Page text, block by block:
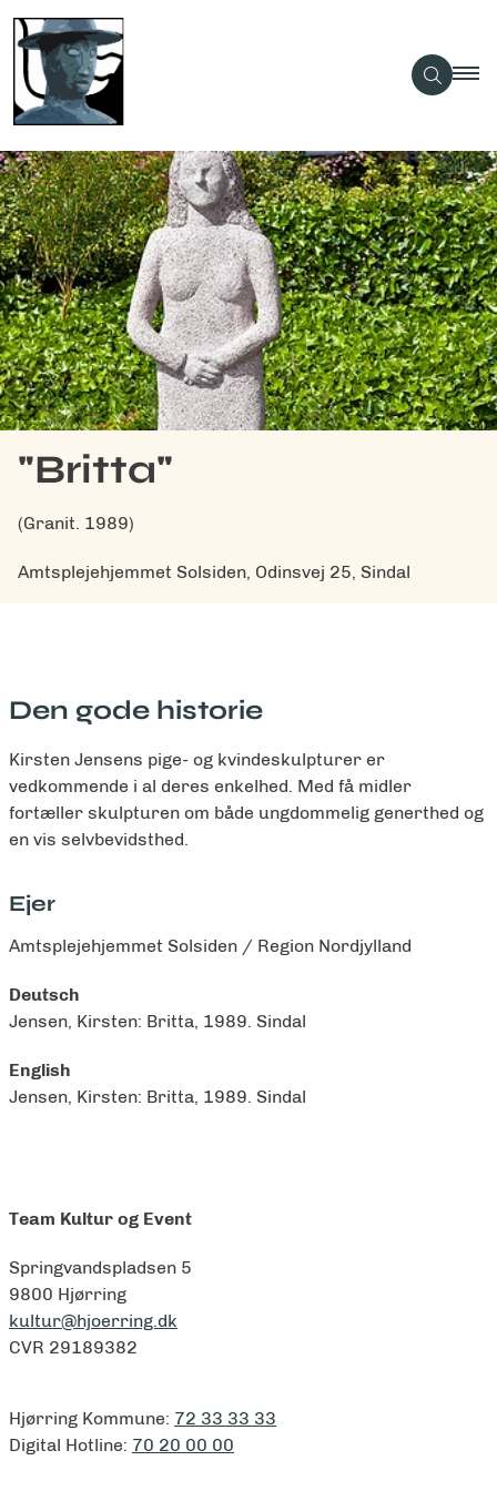
"Britta"
(Granit. 1989)
Amtsplejehjemmet Solsiden, Odinsvej 25, Sindal
Den gode historie
Kirsten Jensens pige- og kvindeskulpturer er
vedkommende i al deres enkelhed. Med få midler
fortæller skulpturen om både ungdommelig generthed og
en vis selvbevidsthed.
Ejer
Amtsplejehjemmet Solsiden / Region Nordjylland
Deutsch
Jensen, Kirsten: Britta, 1989. Sindal
English
Jensen, Kirsten: Britta, 1989. Sindal
Team Kultur og Event
Springvandspladsen 5
9800 Hjørring
kultur@hjoerring.dk
CVR 29189382
Hjørring Kommune: 72 33 33 33
Digital Hotline: 70 20 00 00